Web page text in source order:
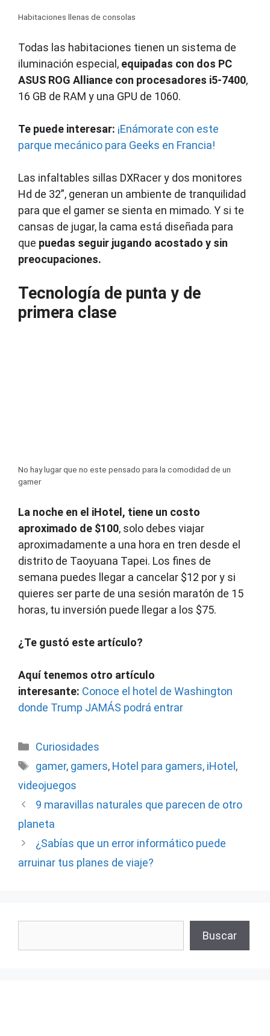
Habitaciones llenas de consolas
Todas las habitaciones tienen un sistema de
iluminación especial, equipadas con dos PC
ASUS ROG Alliance con procesadores i5-7400,
16 GB de RAM y una GPU de 1060.
Te puede interesar: ¡Enámorate con este
parque mecánico para Geeks en Francia!
Las infaltables sillas DXRacer y dos monitores
Hd de 32”, generan un ambiente de tranquilidad
para que el gamer se sienta en mimado. Y si te
cansas de jugar, la cama está diseñada para
que puedas seguir jugando acostado y sin
preocupaciones.
Tecnología de punta y de
primera clase
No hay lugar que no este pensado para la comodidad de un
gamer
La noche en el iHotel, tiene un costo
aproximado de $100, solo debes viajar
aproximadamente a una hora en tren desde el
distrito de Taoyuana Tapei. Los fines de
semana puedes llegar a cancelar $12 por y si
quieres ser parte de una sesión maratón de 15
horas, tu inversión puede llegar a los $75.
¿Te gustó este artículo?
Aquí tenemos otro artículo
interesante: Conoce el hotel de Washington
donde Trump JAMÁS podrá entrar
Categorías
Curiosidades
Etiquetas
gamer, gamers, Hotel para gamers, iHotel ,
videojuegos
9 maravillas naturales que parecen de otro
planeta
¿Sabías que un error informático puede
arruinar tus planes de viaje?
Buscar